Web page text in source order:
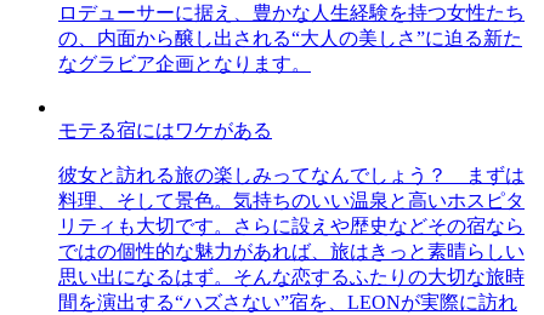
ロデューサーに据え、豊かな人生経験を持つ女性たち
の、内面から醸し出される“大人の美しさ”に迫る新た
なグラビア企画となります。
モテる宿にはワケがある
彼女と訪れる旅の楽しみってなんでしょう？ まずは
料理、そして景色。気持ちのいい温泉と高いホスピタ
リティも大切です。さらに設えや歴史などその宿なら
ではの個性的な魅力があれば、旅はきっと素晴らしい
思い出になるはず。そんな恋するふたりの大切な旅時
間を演出する“ハズさない”宿を、LEONが実際に訪れ